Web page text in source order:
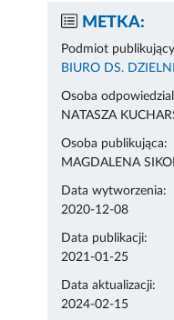
METKA:
Podmiot
BIURO DS.
Osoba
NATASZA
Osoba publikująca:
MAGDALENA
Data wytworzenia:
2020-12-08
Data publikacji:
2021-01-25
Data aktualizacji:
2024-02-15